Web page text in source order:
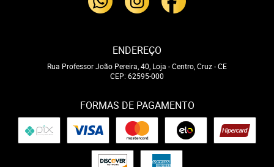
ENDEREÇO
Rua Professor João Pereira, 40, Loja -Centro, Cruz-CE
CEP: 62595-000
FORMAS DE PAGAMENTO